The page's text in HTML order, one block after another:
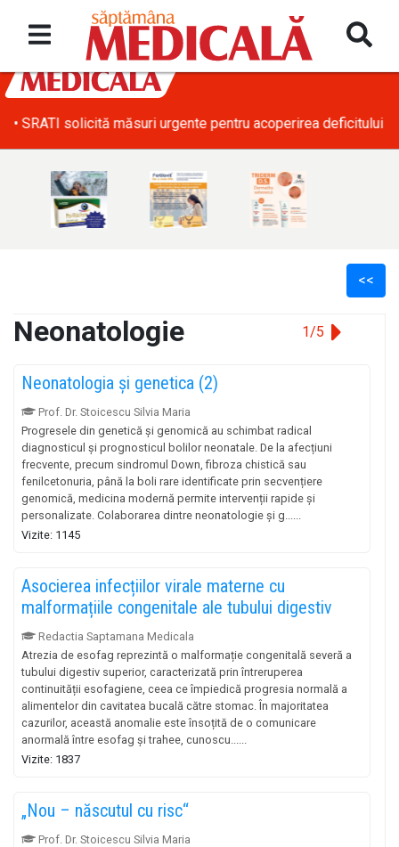
• SRATI solicită măsuri urgente pentru acoperirea deficitului
<<
Neonatologie 1/5
Neonatologia și genetica (2)
Prof. Dr. Stoicescu Silvia Maria
Progresele din genetică și genomică au schimbat radical
diagnosticul și prognosticul bolilor neonatale. De la afecțiuni
frecvente, precum sindromul Down, fibroza chistică sau
fenilcetonuria, până la boli rare identificate prin secvențiere
genomică, medicina modernă permite intervenții rapide și
personalizate. Colaborarea dintre neonatologie și g......
Vizite: 1145
Asocierea infecțiilor virale materne cu
malformațiile congenitale ale tubului digestiv
Redactia Saptamana Medicala
Atrezia de esofag reprezintă o malformație congenitală severă a
tubului digestiv superior, caracterizată prin întreruperea
continuității esofagiene, ceea ce împiedică progresia normală a
alimentelor din cavitatea bucală către stomac. În majoritatea
cazurilor, această anomalie este însoțită de o comunicare
anormală între esofag și trahee, cunoscu......
Vizite: 1837
„Nou – născutul cu risc“
Prof. Dr. Stoicescu Silvia Maria